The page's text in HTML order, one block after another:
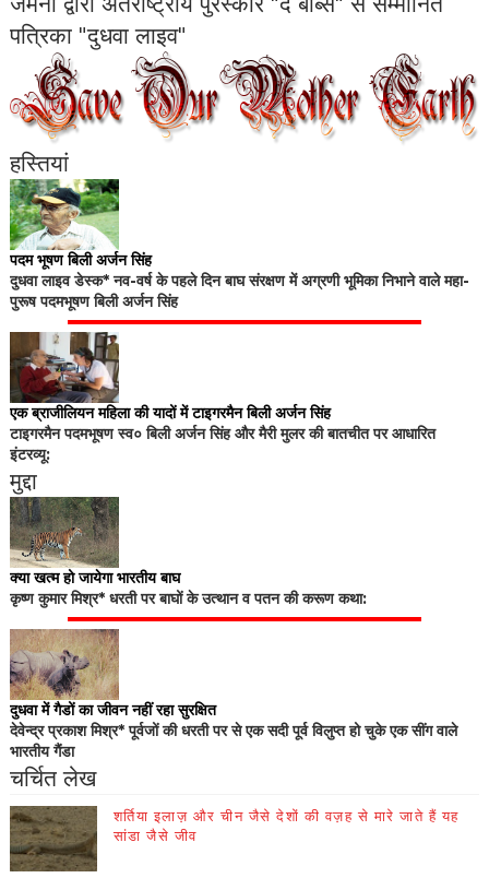
पत्रिका "दुधवा लाइव"
हस्तियां
पदम भूषण बिली अर्जन सिंह
दुधवा लाइव डेस्क* नव-वर्ष के पहले दिन बाघ संरक्षण में अग्रणी भूमिका निभाने वाले महा-
पुरूष पदमभूषण बिली अर्जन सिंह
एक ब्राजीलियन महिला की यादों में टाइगरमैन बिली अर्जन सिंह
टाइगरमैन पदमभूषण स्व० बिली अर्जन सिंह और मैरी मुलर की बातचीत पर आधारित
इंटरव्यू:
मुद्दा
क्या खत्म हो जायेगा भारतीय बाघ
कृष्ण कुमार मिश्र* धरती पर बाघों के उत्थान व पतन की करूण कथा:
दुधवा में गैडों का जीवन नहीं रहा सुरक्षित
देवेन्द्र प्रकाश मिश्र* पूर्वजों की धरती पर से एक सदी पूर्व विलुप्त हो चुके एक सींग वाले
भारतीय गैंडा
चर्चित लेख
शर्तिया इलाज़ और चीन जैसे देशों की वज़ह से मारे जाते हैं यह
सांडा जैसे जीव